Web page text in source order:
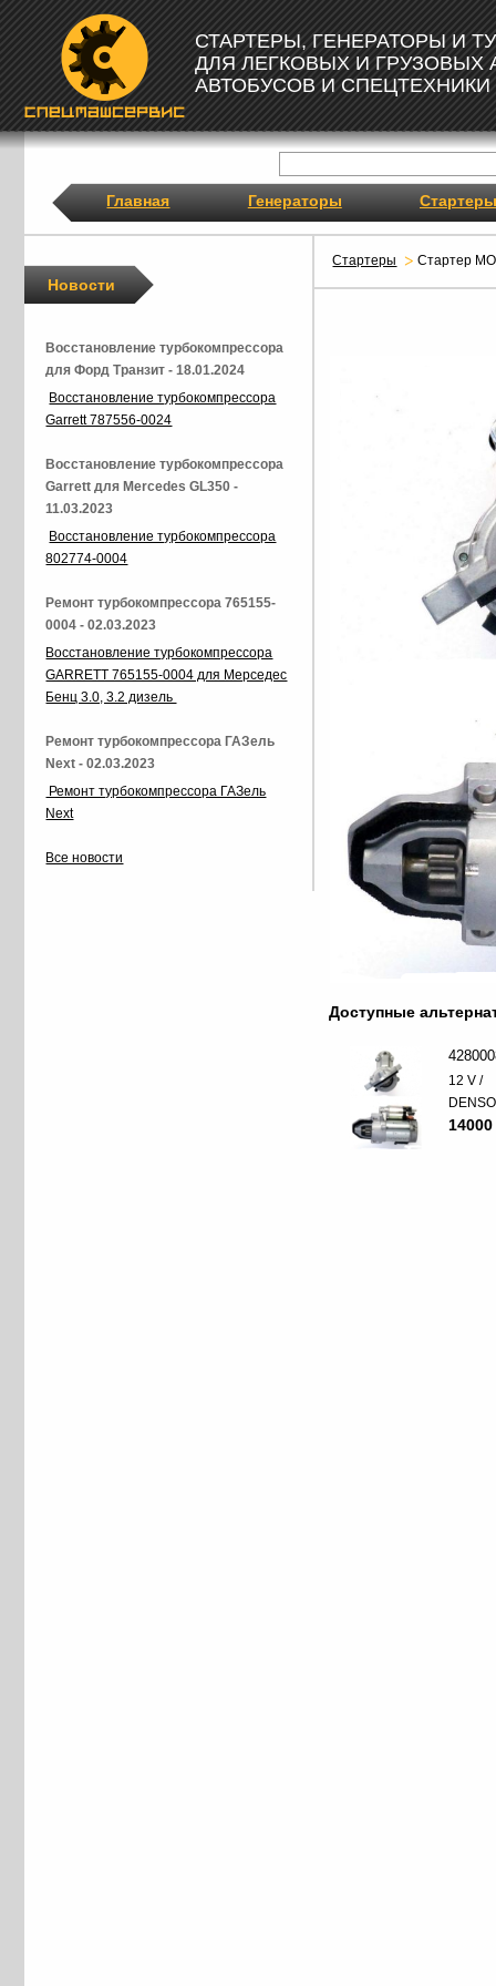
СТАРТЕРЫ, ГЕНЕРАТОРЫ И
ДЛЯ ЛЕГКОВЫХ И ГРУЗОВЫХ
АВТОБУСОВ И СПЕЦТЕХНИКИ
Главная Генераторы Стартеры
Стартеры Стартер
Доступные
12 V /
DENSO
Новости
Восстановление турбокомпрессора
для Форд Транзит - 18.01.2024
Восстановление турбокомпрессора
Garrett 787556-0024
Восстановление турбокомпрессора
Garrett для Mercedes GL350 -
11.03.2023
Восстановление турбокомпрессора
802774-0004
Ремонт турбокомпрессора 765155-
0004 - 02.03.2023
Восстановление турбокомпрессора
GARRETT 765155-0004 для Мерседес
Бенц 3.0, 3.2 дизель
Ремонт турбокомпрессора ГАЗель
Next - 02.03.2023
Ремонт турбокомпрессора ГАЗель
Next
Все новости